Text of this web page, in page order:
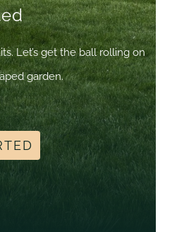
Let’s get the ball rolling on
garden.